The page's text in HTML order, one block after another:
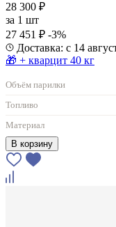
28 300 ₽
за 1 шт
27 451 ₽ -3%
Доставка: с 14
🎁 + кварцит 40 кг
Объём парилки
Топливо
Материал
В корзину